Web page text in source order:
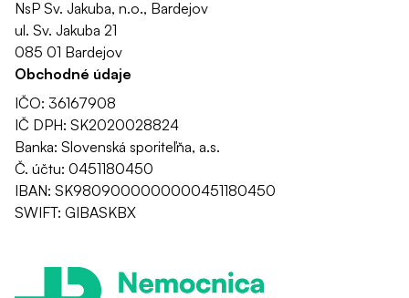
NsP Sv. Jakuba, n.o., Bardejov
ul. Sv. Jakuba 21
085 01 Bardejov
Obchodné údaje
IČO: 36167908
IČ DPH: SK2020028824
Banka: Slovenská sporiteľňa, a.s.
Č. účtu: 0451180450
IBAN: SK9809000000000451180450
SWIFT: GIBASKBX